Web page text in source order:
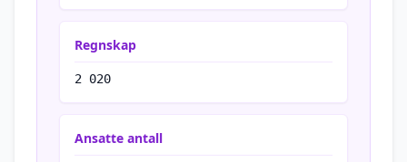
Regnskap
2 020
Ansatte antall